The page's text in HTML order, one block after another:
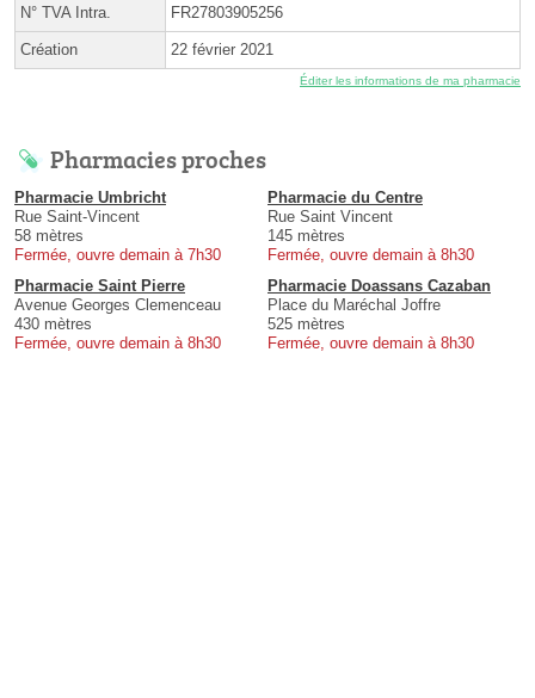
N° TVA Intra. FR27803905256
Création 22 février 2021
Éditer les informations de ma pharmacie
Pharmacies proches
Pharmacie Umbricht
Rue Saint-Vincent
58 mètres
Fermée, ouvre demain à 7h30
Pharmacie du Centre
Rue Saint Vincent
145 mètres
Fermée, ouvre demain à 8h30
Pharmacie Saint Pierre
Avenue Georges Clemenceau
430 mètres
Fermée, ouvre demain à 8h30
Pharmacie Doassans Cazaban
Place du Maréchal Joffre
525 mètres
Fermée, ouvre demain à 8h30